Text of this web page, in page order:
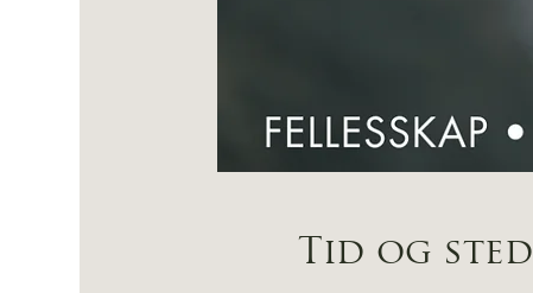
Tid og sted